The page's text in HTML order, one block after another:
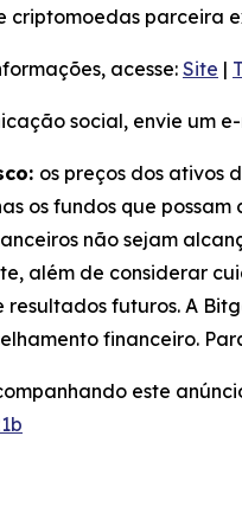
criptomoedas parceira
acesse:Site |
social, envie um
os preços dos ativos
os fundos que
não sejam
além de considerar
resultados futuros. A
financeiro.
este